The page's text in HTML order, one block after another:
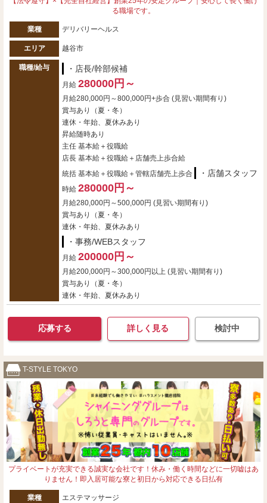
る職場です。
業種 デリバリーヘルス
エリア 越谷市
職種/給与 ・店長/幹部候補
月給 280000円～
月給280,000円～800,000円+歩合 (見習い期間有り)
賞与あり（夏・冬）
連休・年始、夏休みあり
昇給随時あり
主任 基本給＋役職給
店長 基本給＋役職給＋店舗売上歩合給
統括 基本給＋役職給＋管轄店舗売上歩合
・店舗スタッフ
時給 280000円～
月給280,000円～500,000円 (見習い期間有り)
賞与あり（夏・冬）
連休・年始、夏休みあり
・事務/WEBスタッフ
月給 200000円～
月給200,000円～300,000円以上 (見習い期間有り)
賞与あり（夏・冬）
連休・年始、夏休みあり
応募する 詳しく見る 検討中
T-STYLE TOKYO
プライベートが充実できる誠実な会社です！休み・働く時間などに一切嘘はあ
りません！即入居可能な寮と初日から対応できる日払有
業種 エステマッサージ